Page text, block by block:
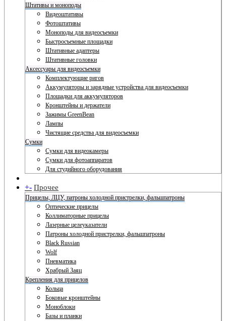
Штативы и моноподы
Видеоштативы
Фотоштативы
Моноподы для видеосъемки
Быстросъемные площадки
Штативные адаптеры
Штативные головки
Аксессуары для видеосъемки
Комплектующие ригов
Аккумуляторы и зарядные устройства для видеосъемки
Площадки для аккумуляторов
Кронштейны и держатели
Зажимы GreenBean
Лампы
Чистящие средства для видеосъемки
Сумки
Сумки для видеокамеры
Сумки для фотоаппаратов
Для студийного оборудования
+- Прочее
Прицелы, ЛЦУ, патроны холодной пристрелки, фальшпатроны
Оптические прицелы
Коллиматорные прицелы
Лазерные целеуказатели
Патроны холодной пристрелки, фальшпатроны
Black Russian
Wolf
Пневматика
Храбрый Заяц
Крепления для прицелов
Кольца
Боковые кронштейны
Моноблоки
Базы и планки